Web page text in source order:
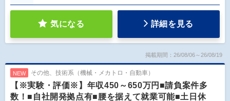
気になる 詳細を見る
掲載期間：26/08/06～26/08/19
NEW その他、技術系（機械・メカトロ・自動車）
【※実験・評価※】年収450～650万円■請負案件多
数！■自社開発拠点有■腰を据えて就業可能■土日休